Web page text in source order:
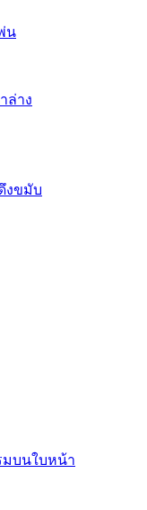
น
ล่าง
งขมับ
มบนใบหน้า